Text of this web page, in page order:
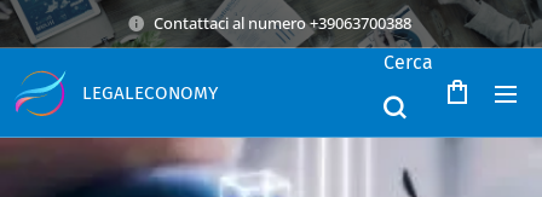
Contattaci al numero +39063700388
LEGALECONOMY
Cerca